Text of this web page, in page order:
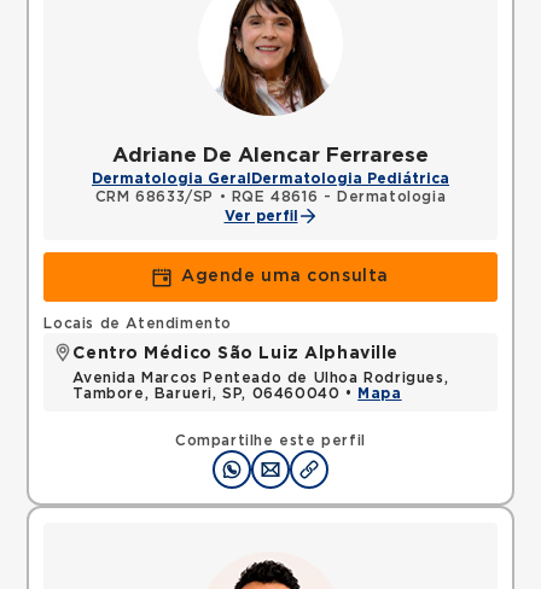
Adriane De Alencar Ferrarese
Dermatologia Geral Dermatologia Pediátrica
CRM 68633/SP
•
RQE 48616 - Dermatologia
Ver perfil
Agende uma consulta
Compartilhe este perfil
Locais de Atendimento
Centro Médico São Luiz Alphaville
Avenida Marcos Penteado de Ulhoa Rodrigues,
Tambore, Barueri, SP, 06460040 •
Mapa